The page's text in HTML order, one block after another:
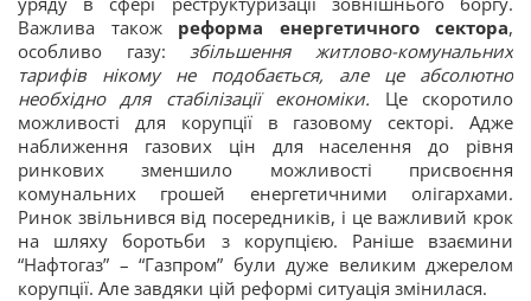
Важлива також реформа енергетичного сектора,
особливо газу:збільшення житлово-комунальних
тарифів нікому не подобається, але це абсолютно
необхідно для стабілізації економіки. Це скоротило
можливості для корупції в газовому секторі. Адже
наближення газових цін для населення до рівня
ринкових зменшило можливості присвоєння
комунальних грошей енергетичними олігархами.
Ринок звільнився від посередників, і це важливий крок
на шляху боротьби з корупцією. Раніше взаємини
“Нафтогаз” – “Газпром” були дуже великим джерелом
корупції. Але завдяки цій реформі ситуація змінилася.